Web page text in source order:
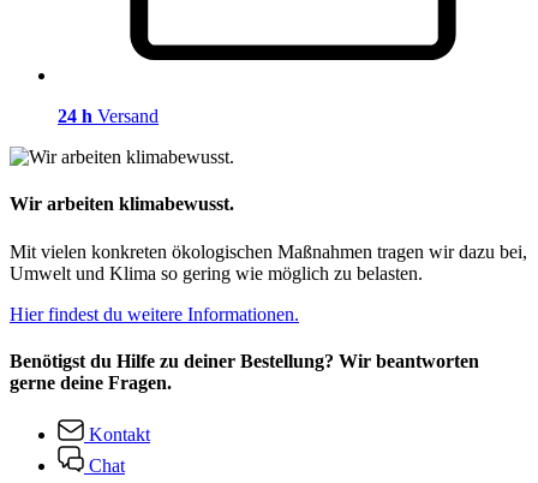
24 h Versand
Wir arbeiten klimabewusst.
Mit vielen konkreten ökologischen Maßnahmen tragen wir dazu bei,
Umwelt und Klima so gering wie möglich zu belasten.
Hier findest du weitere Informationen.
Benötigst du Hilfe zu deiner Bestellung? Wir beantworten
gerne deine Fragen.
Kontakt
Chat